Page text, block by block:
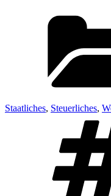
Staatliches, Steuerliches,